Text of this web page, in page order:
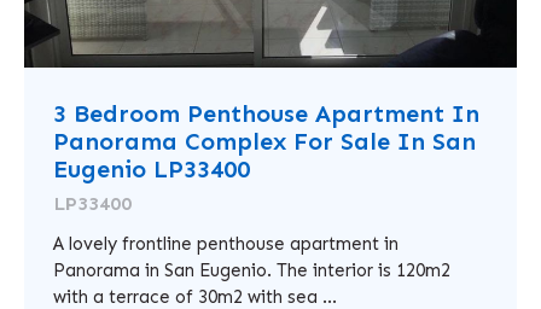
3 Bedroom Penthouse Apartment In
Panorama Complex For Sale In San
Eugenio LP33400
LP33400
A lovely frontline penthouse apartment in
Panorama in San Eugenio. The interior is 120m2
with a terrace of 30m2 with sea ...